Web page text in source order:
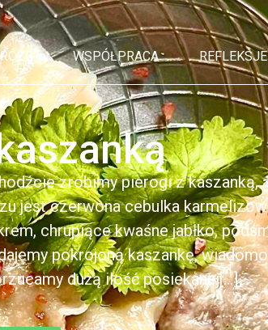
WSPÓŁPRACA
zrobimy pierogi z kaszanką,
jest czerwona cebulka
chrupiące kwaśne jabłko,
pokrojoną kaszankę,
dużą ilość posiekanej[...]